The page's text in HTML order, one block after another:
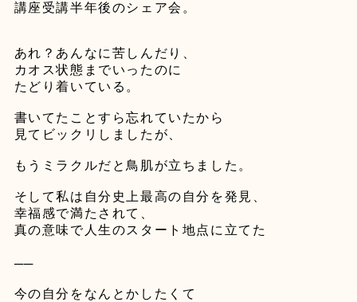
講座受講半年後のシェア会。
あれ？あんなに苦しんだり、
カオス状態までいったのに
たどり着いている。
書いてたことすら忘れていたから
見てビックリしましたが、
もうミラクルだと鳥肌が立ちました。
そして私は自分史上最高の自分を発見、
幸福感で満たされて、
真の意味で人生のスタート地点に立てた
──
今の自分をなんとかしたくて